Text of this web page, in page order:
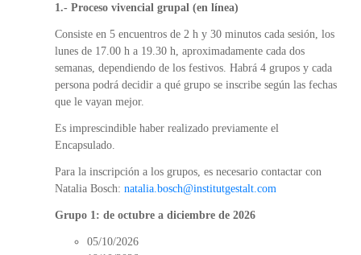
1.- Proceso vivencial grupal (en línea)
Consiste en 5 encuentros de 2 h y 30 minutos cada sesión, los
lunes de 17.00 h a 19.30 h, aproximadamente cada dos
semanas, dependiendo de los festivos. Habrá 4 grupos y cada
persona podrá decidir a qué grupo se inscribe según las fechas
que le vayan mejor.
Es imprescindible haber realizado previamente el
Encapsulado.
Para la inscripción a los grupos, es necesario contactar con
Natalia Bosch: natalia.bosch@institutgestalt.com
Grupo 1: de octubre a diciembre de 2026
05/10/2026